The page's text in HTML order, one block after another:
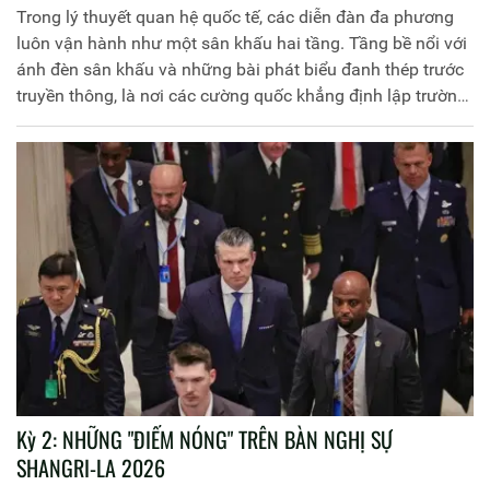
Trong lý thuyết quan hệ quốc tế, các diễn đàn đa phương
luôn vận hành như một sân khấu hai tầng. Tầng bề nổi với
ánh đèn sân khấu và những bài phát biểu đanh thép trước
truyền thông, là nơi các cường quốc khẳng định lập trường
và định hướng dư luận. Nhưng với giới quan sát kỳ cựu,
xung lực thực sự định hình an ninh khu vực lại nằm ở tầng
chìm: những phòng họp kín và những cuộc "ngoại giao
hành lang" không micro.
Kỳ 2: NHỮNG "ĐIỂM NÓNG" TRÊN BÀN NGHỊ SỰ
SHANGRI-LA 2026